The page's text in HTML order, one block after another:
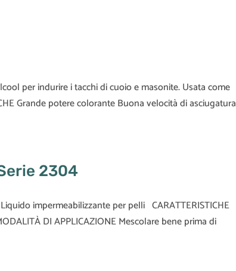
per indurire i tacchi di cuoio e masonite. Usata come
Grande potere colorante Buona velocità di asciugatura
2304
impermeabilizzante per pelli CARATTERISTICHE
DI APPLICAZIONE Mescolare bene prima di